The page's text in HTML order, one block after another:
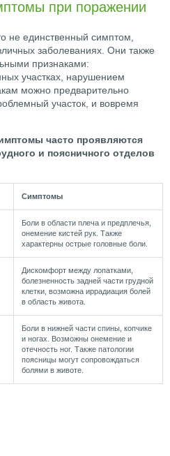
при поражении
не единственный симптом,
заболеваниях. Они также
признаками:
участках, нарушением
можно предварительно
участок, и вовремя
часто проявляются
и поясничного отделов
Симптомы
Боли в области плеча и предплечья,
онемение кистей рук. Также
характерны острые головные боли.
Дискомфорт между лопатками
болезненность задней части грудной
клетки, возможна иррадиация болей
в область живота.
Боли в нижней части спины, копчике
и ногах. Возможны онемение и
отечность ног. Также патологии
поясницы могут сопровождаться
болями в животе.